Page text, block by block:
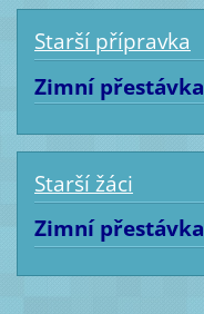
Starší přípravka
Zimní přestávka
Starší žáci
Zimní přestávka